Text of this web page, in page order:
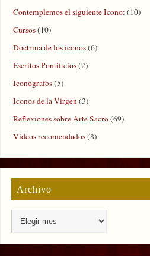
Contemplemos el siguiente Icono: (10)
Cursos(10)
Doctrina de los iconos(6)
Escritos Pontificios(2)
Iconógrafos(5)
Iconos de la Virgen(3)
Reflexiones sobre Arte Sacro(69)
Vídeos recomendados(8)
Archivo